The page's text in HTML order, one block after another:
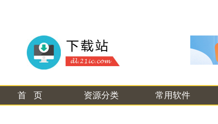
首 页 资源分类 常用软件